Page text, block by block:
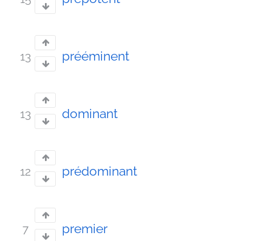
13 prééminent
13 dominant
12 prédominant
7 premier